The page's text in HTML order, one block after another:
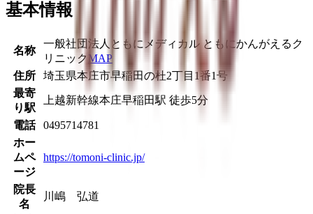
基本情報
名称
一般社団法人ともにメディカル ともにかんがえるク
リニック MAP
住所
埼玉県本庄市早稲田の杜2丁目1番1号
最寄
り駅
上越新幹線本庄早稲田駅 徒歩5分
電話
0495714781
ホー
ムペ
ージ
https://tomoni-clinic.jp/
院長
名
川嶋 弘道